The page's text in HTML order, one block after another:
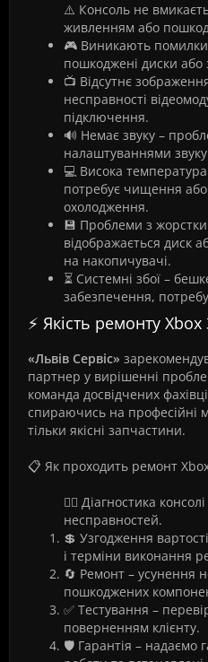
⚠️ Консоль не
живленням або
🎮 Виникають помилки
пошкоджені диски або
📺 Відсутнє
несправності
підключення.
🔊 Немає звуку –
налаштуваннями
💻 Висока
потребує чищення
охолодження.
💾 Проблеми з
відображається диск
на накопичувачі.
⏳ Системні збої –
забезпечення,
⚡ Якість ремонту Xbox
«Львів Сервіс»
партнер у вирішенні
команда досвідчених
спираючись на професійні
тільки якісні запчастини.
📋 Як проходить ремонт
🕵️‍♂️ Діагностика
несправностей.
💲 Узгодження
і терміни виконання
🔄 Ремонт – усунення
пошкоджених
✅ Тестування –
поверненням клієнту.
🛡️ Гарантія – надаємо